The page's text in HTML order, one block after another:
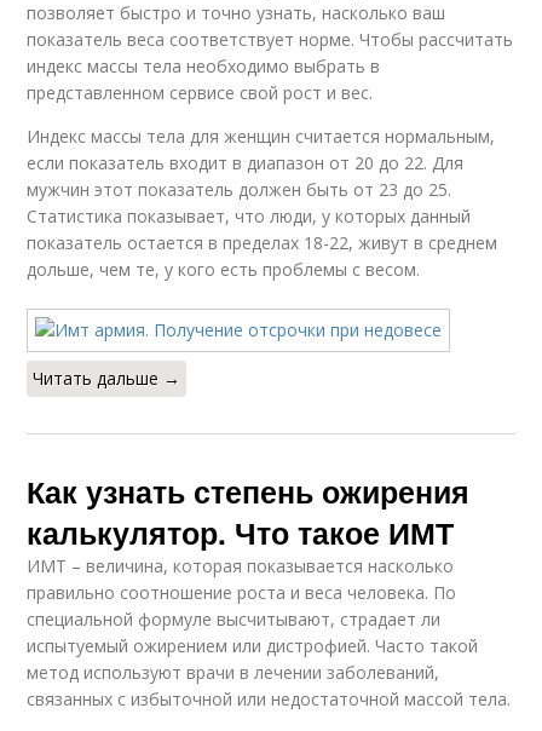
позволяет быстро и точно узнать, насколько ваш
показатель веса соответствует норме. Чтобы рассчитать
индекс массы тела необходимо выбрать в
представленном сервисе свой рост и вес.
Индекс массы тела для женщин считается нормальным,
если показатель входит в диапазон от 20 до 22. Для
мужчин этот показатель должен быть от 23 до 25.
Статистика показывает, что люди, у которых данный
показатель остается в пределах 18-22, живут в среднем
дольше, чем те, у кого есть проблемы с весом.
Читать дальше →
Как узнать степень ожирения
калькулятор. Что такое ИМТ
ИМТ – величина, которая показывается насколько
правильно соотношение роста и веса человека. По
специальной формуле высчитывают, страдает ли
испытуемый ожирением или дистрофией. Часто такой
метод используют врачи в лечении заболеваний,
связанных с избыточной или недостаточной массой тела.